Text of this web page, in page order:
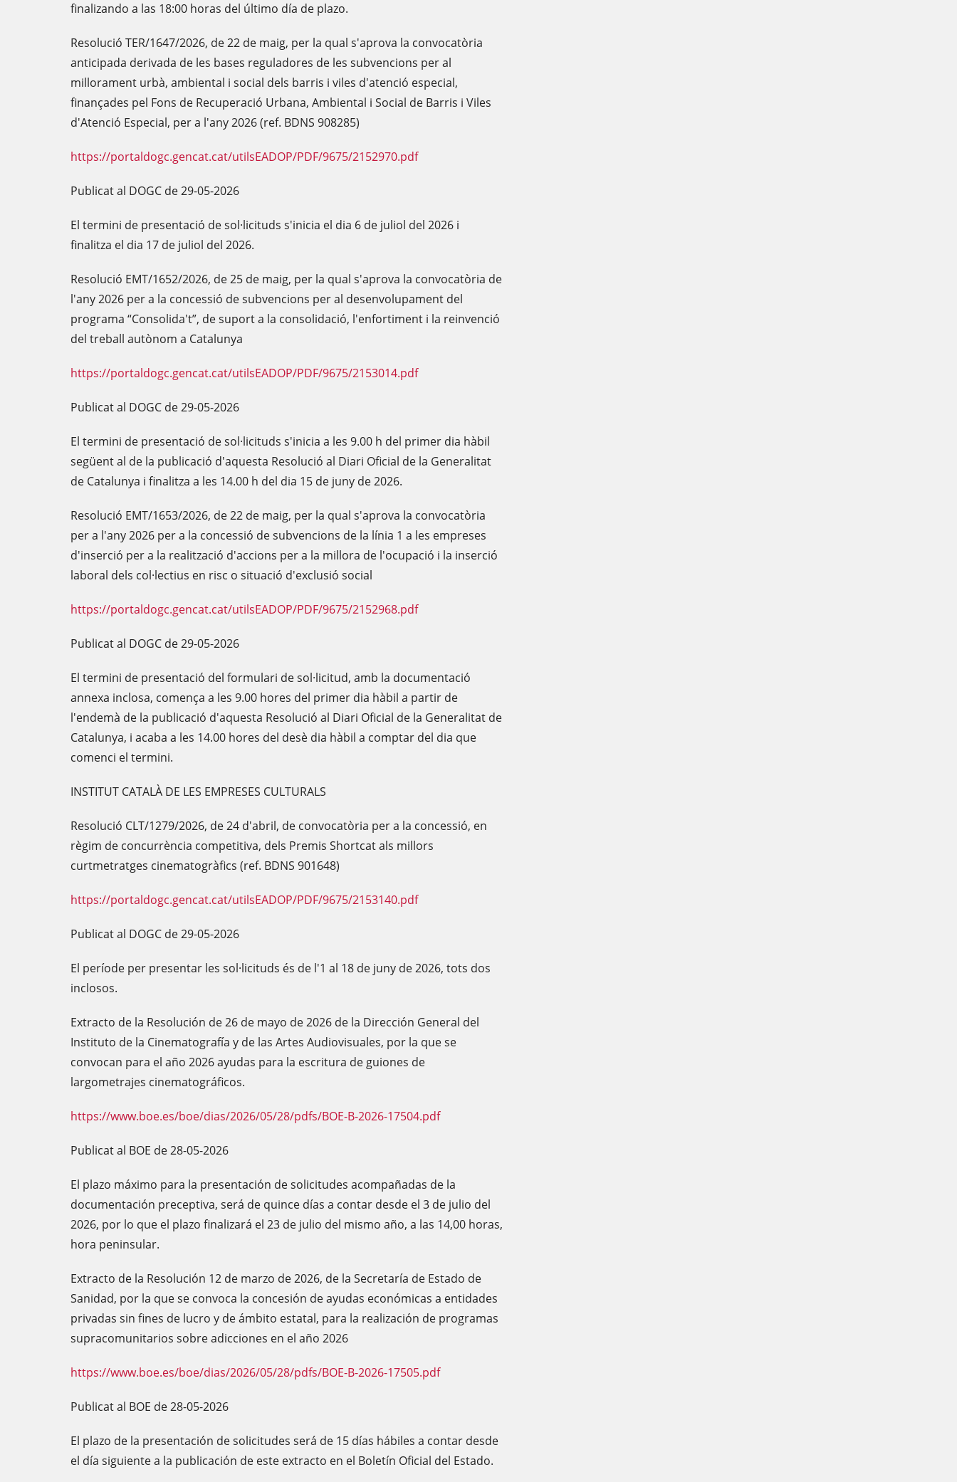
finalizando a las 18:00 horas del último día de plazo.
Resolució TER/1647/2026, de 22 de maig, per la qual s'aprova la convocatòria
anticipada derivada de les bases reguladores de les subvencions per al
millorament urbà, ambiental i social dels barris i viles d'atenció especial,
finançades pel Fons de Recuperació Urbana, Ambiental i Social de Barris i Viles
d'Atenció Especial, per a l'any 2026 (ref. BDNS 908285)
https://portaldogc.gencat.cat/utilsEADOP/PDF/9675/2152970.pdf
Publicat al DOGC de 29-05-2026
El termini de presentació de sol·licituds s'inicia el dia 6 de juliol del 2026 i
finalitza el dia 17 de juliol del 2026.
Resolució EMT/1652/2026, de 25 de maig, per la qual s'aprova la convocatòria de
l'any 2026 per a la concessió de subvencions per al desenvolupament del
programa “Consolida't”, de suport a la consolidació, l'enfortiment i la reinvenció
del treball autònom a Catalunya
https://portaldogc.gencat.cat/utilsEADOP/PDF/9675/2153014.pdf
Publicat al DOGC de 29-05-2026
El termini de presentació de sol·licituds s'inicia a les 9.00 h del primer dia hàbil
següent al de la publicació d'aquesta Resolució al Diari Oficial de la Generalitat
de Catalunya i finalitza a les 14.00 h del dia 15 de juny de 2026.
Resolució EMT/1653/2026, de 22 de maig, per la qual s'aprova la convocatòria
per a l'any 2026 per a la concessió de subvencions de la línia 1 a les empreses
d'inserció per a la realització d'accions per a la millora de l'ocupació i la inserció
laboral dels col·lectius en risc o situació d'exclusió social
https://portaldogc.gencat.cat/utilsEADOP/PDF/9675/2152968.pdf
Publicat al DOGC de 29-05-2026
El termini de presentació del formulari de sol·licitud, amb la documentació
annexa inclosa, comença a les 9.00 hores del primer dia hàbil a partir de
l'endemà de la publicació d'aquesta Resolució al Diari Oficial de la Generalitat de
Catalunya, i acaba a les 14.00 hores del desè dia hàbil a comptar del dia que
comenci el termini.
INSTITUT CATALÀ DE LES EMPRESES CULTURALS
Resolució CLT/1279/2026, de 24 d'abril, de convocatòria per a la concessió, en
règim de concurrència competitiva, dels Premis Shortcat als millors
curtmetratges cinematogràfics (ref. BDNS 901648)
https://portaldogc.gencat.cat/utilsEADOP/PDF/9675/2153140.pdf
Publicat al DOGC de 29-05-2026
El període per presentar les sol·licituds és de l'1 al 18 de juny de 2026, tots dos
inclosos.
Extracto de la Resolución de 26 de mayo de 2026 de la Dirección General del
Instituto de la Cinematografía y de las Artes Audiovisuales, por la que se
convocan para el año 2026 ayudas para la escritura de guiones de
largometrajes cinematográficos.
https://www.boe.es/boe/dias/2026/05/28/pdfs/BOE-B-2026-17504.pdf
Publicat al BOE de 28-05-2026
El plazo máximo para la presentación de solicitudes acompañadas de la
documentación preceptiva, será de quince días a contar desde el 3 de julio del
2026, por lo que el plazo finalizará el 23 de julio del mismo año, a las 14,00 horas,
hora peninsular.
Extracto de la Resolución 12 de marzo de 2026, de la Secretaría de Estado de
Sanidad, por la que se convoca la concesión de ayudas económicas a entidades
privadas sin fines de lucro y de ámbito estatal, para la realización de programas
supracomunitarios sobre adicciones en el año 2026
https://www.boe.es/boe/dias/2026/05/28/pdfs/BOE-B-2026-17505.pdf
Publicat al BOE de 28-05-2026
El plazo de la presentación de solicitudes será de 15 días hábiles a contar desde
el día siguiente a la publicación de este extracto en el Boletín Oficial del Estado.